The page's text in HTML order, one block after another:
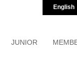
JUNIOR
English